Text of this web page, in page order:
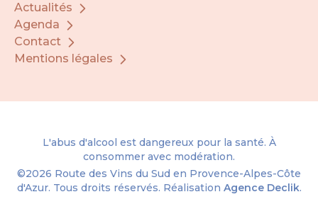
Actualités
Agenda
Contact
Mentions légales
L'abus d'alcool est dangereux pour la santé. À
consommer avec modération.
©2026 Route des Vins du Sud en Provence-Alpes-Côte
d'Azur. Tous droits réservés. Réalisation Agence Declik.